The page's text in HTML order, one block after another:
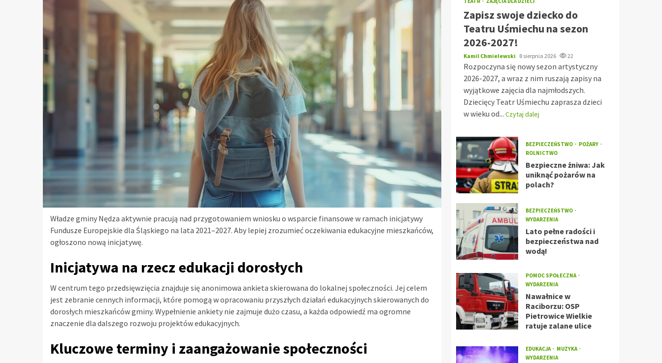
Władze gminy Nędza aktywnie pracują nad przygotowaniem wniosku o wsparcie finansowe w ramach inicjatywy
Fundusze Europejskie dla Śląskiego na lata 2021–2027. Aby lepiej zrozumieć oczekiwania edukacyjne mieszkańców,
ogłoszono nową inicjatywę.
Inicjatywa na rzecz edukacji dorosłych
W centrum tego przedsięwzięcia znajduje się anonimowa ankieta skierowana do lokalnej społeczności. Jej celem
jest zebranie cennych informacji, które pomogą w opracowaniu przyszłych działań edukacyjnych skierowanych do
dorosłych mieszkańców gminy. Wypełnienie ankiety nie zajmuje dużo czasu, a każda odpowiedź ma ogromne
znaczenie dla dalszego rozwoju projektów edukacyjnych.
Kluczowe terminy i zaangażowanie społeczności
Zapisz swoje dziecko do
Teatru Uśmiechu na sezon
2026-2027!
Kamil Chmielewski 8 sierpnia 2026 22
Rozpoczyna się nowy sezon artystyczny
2026-2027, a wraz z nim ruszają zapisy na
wyjątkowe zajęcia dla najmłodszych.
Dziecięcy Teatr Uśmiechu zaprasza dzieci
w wieku od... Czytaj dalej
BEZPIECZEŃSTWO
POŻARY
ROLNICTWO
Bezpieczne żniwa: Jak
uniknąć pożarów na
polach?
BEZPIECZEŃSTWO
WYDARZENIA
Lato pełne radości i
bezpieczeństwa nad
wodą!
POMOC SPOŁECZNA
WYDARZENIA
Nawałnice w
Raciborzu: OSP
Pietrowice Wielkie
ratuje zalane ulice
EDUKACJA
MUZYKA
WYDARZENIA